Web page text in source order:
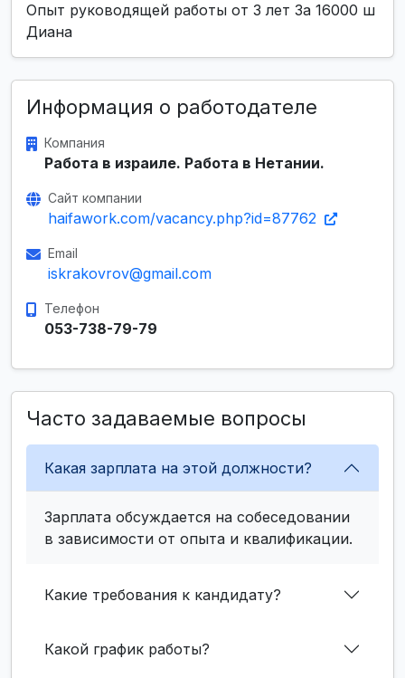
Опыт руководящей работы от 3 лет За 16000 ш
Диана
Информация о работодателе
Компания
Работа в израиле. Работа в Нетании.
Сайт компании
haifawork.com/vacancy.php?id=87762
Email
iskrakovrov@gmail.com
Телефон
053-738-79-79
Часто задаваемые вопросы
Какая зарплата на этой должности?
Зарплата обсуждается на собеседовании
в зависимости от опыта и квалификации.
Какие требования к кандидату?
Какой график работы?